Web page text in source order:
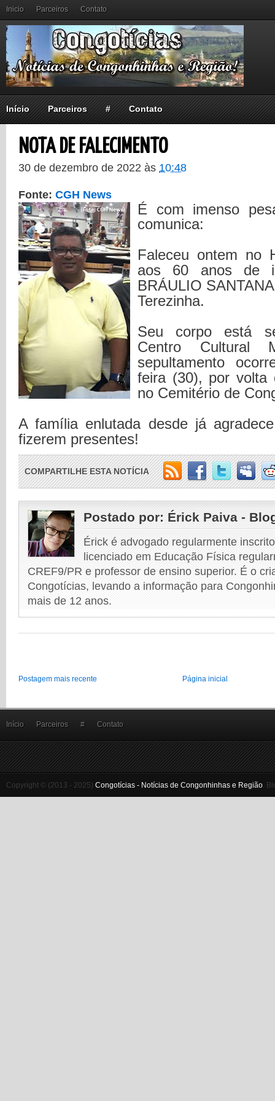
Inicio Parceiros Contato
Início Parceiros # Contato
NOTA DE FALECIMENTO
30 de dezembro de 2022 às 10:48
Fonte: CGH News
É com imenso
comunica:
Faleceu ontem no
aos 60 anos de
BRÁULIO
Terezinha.
Seu corpo está
Centro Cultural
sepultamento
feira (30), por volta
no Cemitério de
A família enlutada desde já
fizerem presentes!
COMPARTILHE ESTA NOTÍCIA
Postado por: Érick Paiva -
Érick é advogado regularmente
licenciado em Educação Física
CREF9/PR e professor de ensino superior. É o
Congotícias, levando a informação para
mais de 12 anos.
Postagem mais recente Página inicial
Início Parceiros # Contato
Copyright © (2013 - 2025) Congotícias - Notícias de Congonhinhas e Região.